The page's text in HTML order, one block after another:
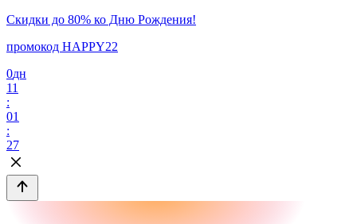
Скидки до 80% ко Дню Рождения!
промокод HAPPY22
0дн
11
:
01
:
27